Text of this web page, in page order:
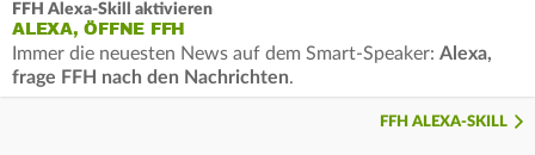
FFH Alexa-Skill aktivieren
ALEXA, ÖFFNE FFH
Immer die neuesten News auf dem Smart-Speaker: Alexa,
frage FFH nach den Nachrichten.
FFH ALEXA-SKILL